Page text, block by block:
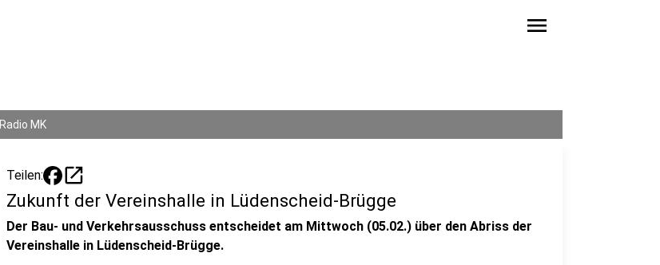
menu
Radio MK
Teilen: open_in_new
Zukunft der Vereinshalle in Lüdenscheid-Brügge
Der Bau- und Verkehrsausschuss entscheidet am Mittwoch (05.02.) über den Abriss der
Vereinshalle in Lüdenscheid-Brügge.